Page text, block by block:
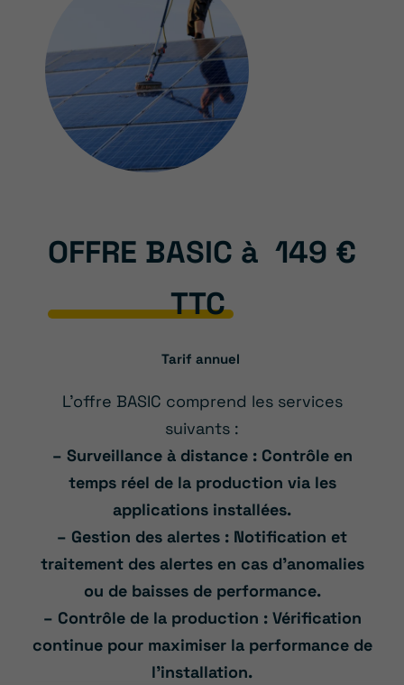
OFFRE BASIC à 149 €
TTC
Tarif annuel
L’offre BASIC comprend les services
suivants :
– Surveillance à distance : Contrôle en
temps réel de la production via les
applications installées.
– Gestion des alertes : Notification et
traitement des alertes en cas d’anomalies
ou de baisses de performance.
– Contrôle de la production : Vérification
continue pour maximiser la performance de
l’installation.